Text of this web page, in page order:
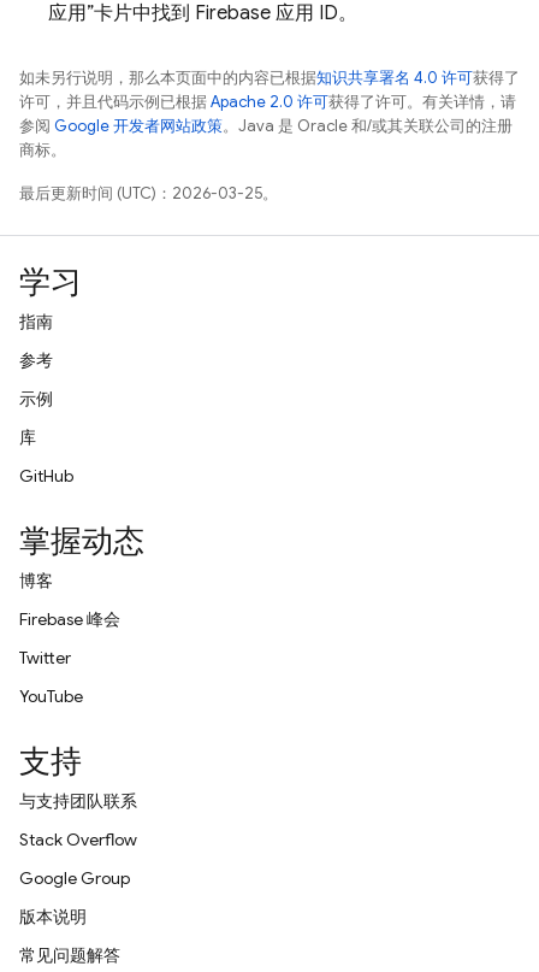
应用”卡片中找到 Firebase 应用 ID。
如未另行说明，那么本页面中的内容已根据知识共享署名 4.0 许可获得了
许可，并且代码示例已根据Apache 2.0 许可获得了许可。有关详情，请
参阅 Google 开发者网站政策。Java 是 Oracle 和/或其关联公司的注册
商标。
最后更新时间 (UTC)：2026-03-25。
学习
指南
参考
示例
库
GitHub
掌握动态
博客
Firebase 峰会
Twitter
YouTube
支持
与支持团队联系
Stack Overflow
Google Group
版本说明
常见问题解答